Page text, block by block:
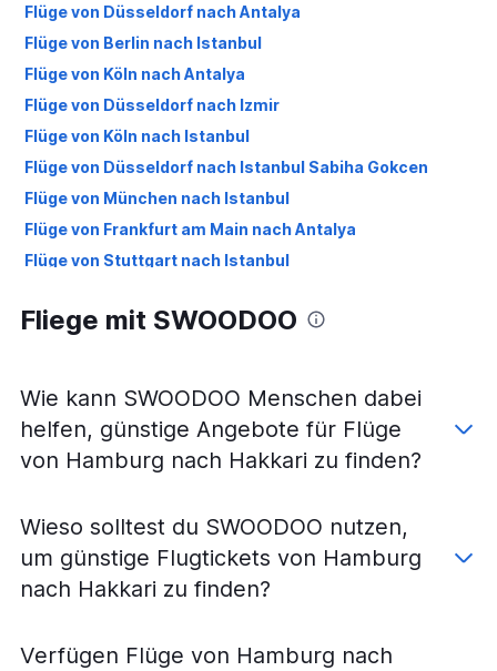
Flüge von Düsseldorf nach Antalya
Flüge von Berlin nach Istanbul
Flüge von Köln nach Antalya
Flüge von Düsseldorf nach Izmir
Flüge von Köln nach Istanbul
Flüge von Düsseldorf nach Istanbul Sabiha Gokcen
Flüge von München nach Istanbul
Flüge von Frankfurt am Main nach Antalya
Flüge von Stuttgart nach Istanbul
Flüge von Hannover nach Istanbul
Flüge von Berlin nach Istanbul Sabiha Gokcen
Flüge von Stuttgart nach Istanbul Sabiha Gokcen
Gokcen
Flüge von München nach Istanbul Sabiha Gokcen
Flüge von Hannover nach Istanbul Sabiha Gokcen
Flüge von Köln nach Izmir
Fliege mit SWOODOO
Wie kann SWOODOO Menschen dabei
helfen, günstige Angebote für Flüge
von Hamburg nach Hakkari zu finden?
Wieso solltest du SWOODOO nutzen,
um günstige Flugtickets von Hamburg
nach Hakkari zu finden?
Verfügen Flüge von Hamburg nach